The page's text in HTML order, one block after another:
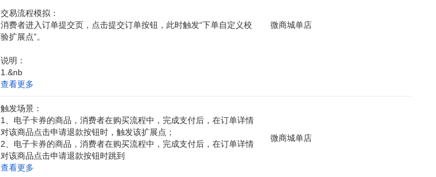
交易流程模拟：
消费者进入订单提交页，点击提交订单按钮，此时触发“下单自定义校
验扩展点”。
说明：
1.&nb
查看更多
微商城单店
触发场景：
1、电子卡券的商品，消费者在购买流程中，完成支付后，在订单详情
对该商品点击申请退款按钮时，触发该扩展点；
2、电子卡券的商品，消费者在购买流程中，完成支付后，在订单详情
对该商品点击申请退款按钮时跳到
查看更多
微商城单店